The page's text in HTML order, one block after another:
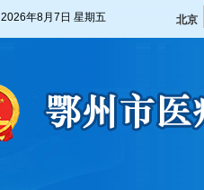
2026年8月7日 星期五